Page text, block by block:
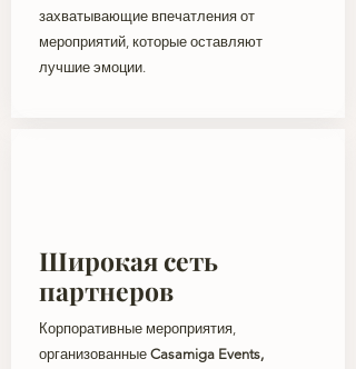
захватывающие впечатления от
мероприятий, которые оставляют
лучшие эмоции.
Широкая сеть
партнеров
Корпоративные мероприятия,
организованные Casamiga Events,